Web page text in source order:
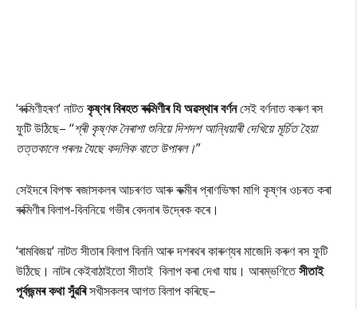
‘ৰুক্মিণীহৰণ‘ নাটতকৃষ্ণৰ বিৰহত ৰুক্মিণীৰ যি অৱস্থাৰ বৰ্ণনসেই বৰ্ণনাত কৰুণ ৰস
ফুটি উঠিছে– ‘‘শ্ৰী কৃষ্ণক নৈৰাশা শুনিয়ে দিশদশ আন্ধিয়াৰী দেখিয়ে মূৰ্চিত হৈয়া
তত্তকালে পৰলঃ যৈছে কদলিক বাতে উপাৰল।”
সেইদৰে বিপক্ষ ৰজাসকলৰ আচৰণত আৰু ৰুক্মীৰ প্ৰাণভিক্ষা মাগি কৃষ্ণৰ ওচৰত কৰা
ৰুক্মিণীৰ বিলাপ-বিননিয়ে গভীৰ বেদনাৰ উদ্ৰেক কৰে।
‘ৰামবিজয়‘ নাটত সীতাৰ বিলাপ বিননি আৰু দশৰথৰ কাৰুণ্যৰ মাজেদি কৰুণ ৰস ফুটি
উঠিছে। নাটৰ কেইবাঠাইতো সীতাই বিলাপ কৰা দেখা যায়। আৰম্ভণিতেসীতাই
পূৰ্বজন্মৰ কথা সুঁৱৰিসখীসকলৰ আগত বিলাপ কৰিছে–